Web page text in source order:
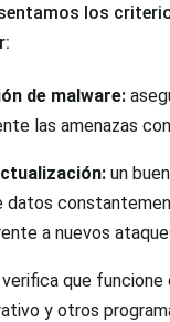
los
de malware:
las amenazas
un
datos
a nuevos
verifica que
y otros